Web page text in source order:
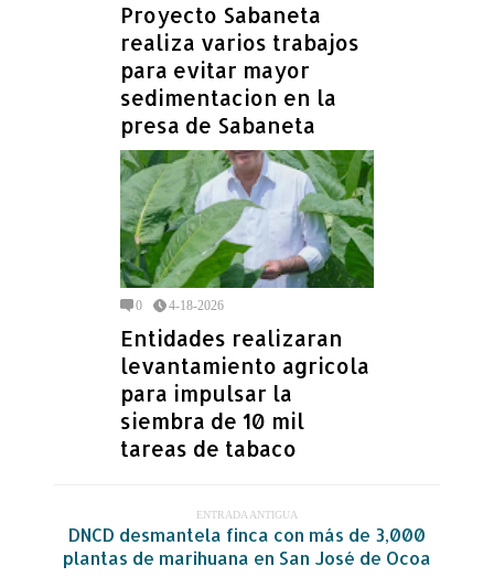
Proyecto Sabaneta
realiza varios trabajos
para evitar mayor
sedimentacion en la
presa de Sabaneta
0 4-18-2026
Entidades realizaran
levantamiento agricola
para impulsar la
siembra de 10 mil
tareas de tabaco
ENTRADA ANTIGUA
DNCD desmantela finca con más de 3,000
plantas de marihuana en San José de Ocoa